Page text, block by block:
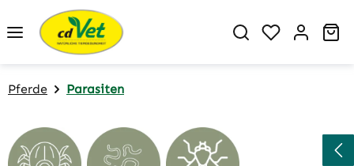
Zum Hauptinhalt springen
Du hast 0
Pferde Parasiten